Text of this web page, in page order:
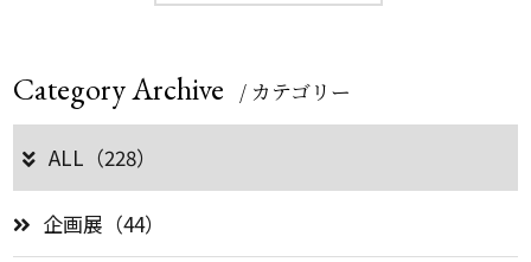
Category Archive / カテゴリー
ALL（228）
企画展（44）